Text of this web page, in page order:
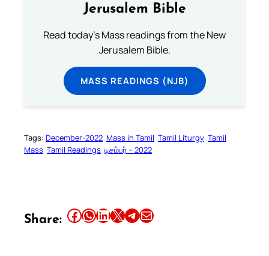
Jerusalem Bible
Read today's Mass readings from the New
Jerusalem Bible.
MASS READINGS (NJB)
Tags: December-2022 Mass in Tamil Tamil Liturgy Tamil
Mass Tamil Readings டிசம்பர் – 2022
Share: Share this article on Facebook Share this article on WhatsApp Share this article on LinkedIn Share this article on X Share this article on TelegramEmail this Article